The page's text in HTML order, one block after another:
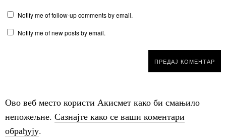
Notify me of follow-up comments by email.
Notify me of new posts by email.
Ово веб место користи Акисмет како би смањило
непожељне. Сазнајте како се ваши коментари
обрађују.